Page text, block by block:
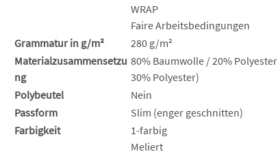
WRAP
Faire Arbeitsbedingungen
Grammatur in g/m²
280 g/m²
Materialzusammensetzu
ng
80% Baumwolle / 20%
30% Polyester)
Polybeutel
Nein
Passform
Slim (enger geschnitten)
Farbigkeit
1-farbig
Meliert